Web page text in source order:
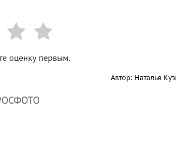
оценку первым.
Автор: Наталья